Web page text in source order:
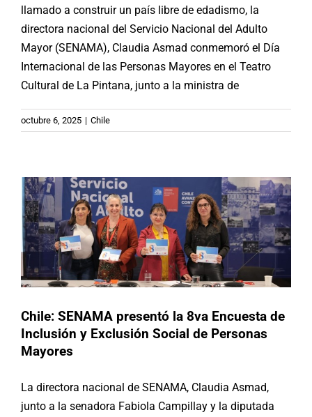
llamado a construir un país libre de edadismo, la
directora nacional del Servicio Nacional del Adulto
Mayor (SENAMA), Claudia Asmad conmemoró el Día
Internacional de las Personas Mayores en el Teatro
Cultural de La Pintana, junto a la ministra de
octubre 6, 2025 | Chile
Chile: SENAMA presentó la 8va
Encuesta de Inclusión y Exclusión
Chile: SENAMA presentó la 8va Encuesta de
Inclusión y Exclusión Social de Personas
Mayores
La directora nacional de SENAMA, Claudia Asmad,
junto a la senadora Fabiola Campillay y la diputada